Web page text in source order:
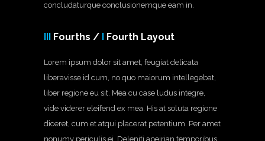
concludaturque conclusionemque eam in.
III Fourths / I Fourth Layout
Lorem ipsum dolor sit amet, feugiat delicata
liberavisse id cum, no quo maiorum intellegebat,
liber regione eu sit. Mea cu case ludus integre,
vide viderer eleifend ex mea. His at soluta regione
diceret, cum et atqui placerat petentium. Per amet
nonumy periculis ei. Deleniti apeirian temporibus